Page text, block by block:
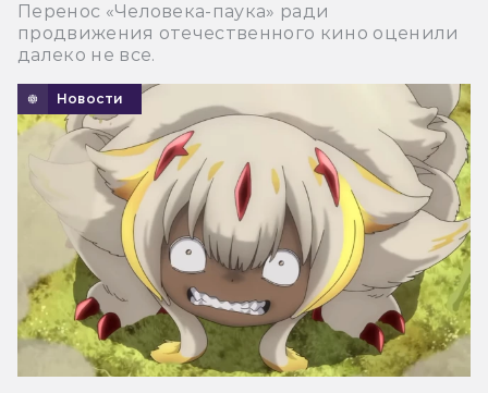
Перенос «Человека-паука» ради
продвижения отечественного кино оценили
далеко не все.
Новости